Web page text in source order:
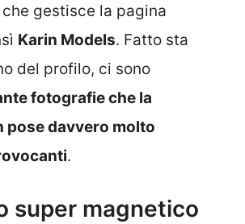
gestisce la pagina
Karin Models. Fatto sta
del profilo, ci sono
fotografie che la
pose davvero molto
.
super magnetico